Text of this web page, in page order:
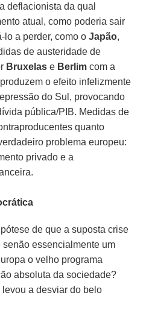
deflacionista da qual
atual, como poderia sair
lo a perder, como oJapão,
de austeridade de
Bruxelas e Berlim com a
produzem o efeito infelizmente
do Sul, provocando
pública/PIB. Medidas de
quanto
problema europeu:
privado e a
de que a suposta crise
essencialmente um
o velho programa
absoluta da sociedade?
a desviar do belo